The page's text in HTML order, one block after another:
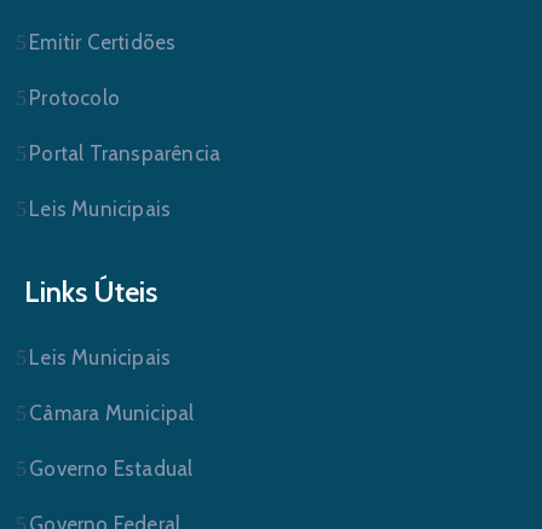
Emitir Certidões
Protocolo
Portal Transparência
Leis Municipais
Links Úteis
Leis Municipais
Câmara Municipal
Governo Estadual
Governo Federal